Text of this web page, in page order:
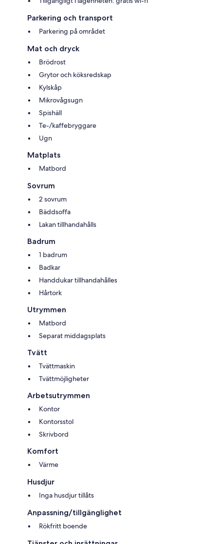
Parkering och transport
Parkering på området
Mat och dryck
Brödrost
Grytor och köksredskap
Kylskåp
Mikrovågsugn
Spishäll
Te-/kaffebryggare
Ugn
Matplats
Matbord
Sovrum
2 sovrum
Bäddsoffa
Lakan tillhandahålls
Badrum
1 badrum
Badkar
Handdukar tillhandahålles
Hårtork
Utrymmen
Matbord
Separat middagsplats
Tvätt
Tvättmaskin
Tvättmöjligheter
Arbetsutrymmen
Kontor
Kontorsstol
Skrivbord
Komfort
Värme
Husdjur
Inga husdjur tillåts
Anpassning/tillgänglighet
Rökfritt boende